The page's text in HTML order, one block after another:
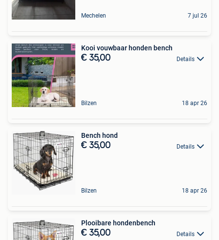
Mechelen 7 jul 26
Kooi vouwbaar honden bench
€ 35,00 Details
Bilzen 18 apr 26
Bench hond
€ 35,00 Details
Bilzen 18 apr 26
Plooibare hondenbench
€ 35,00 Details